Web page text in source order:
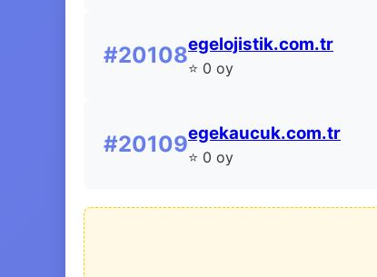
#20108egelojistik.com.tr
⭐ 0 oy
#20109egekaucuk.com.tr
⭐ 0 oy